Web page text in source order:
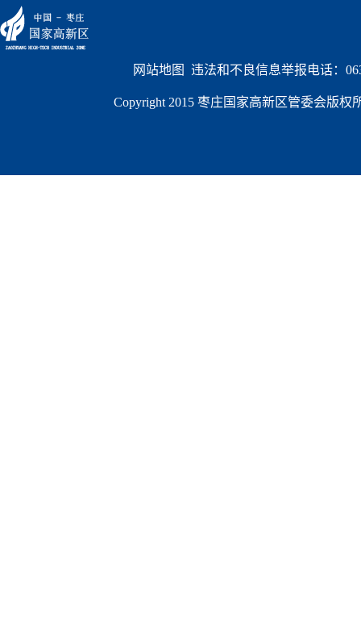
网站地图
违法和不良信息举报电话：
Copyright 2015 枣庄国家高新区管委会版权